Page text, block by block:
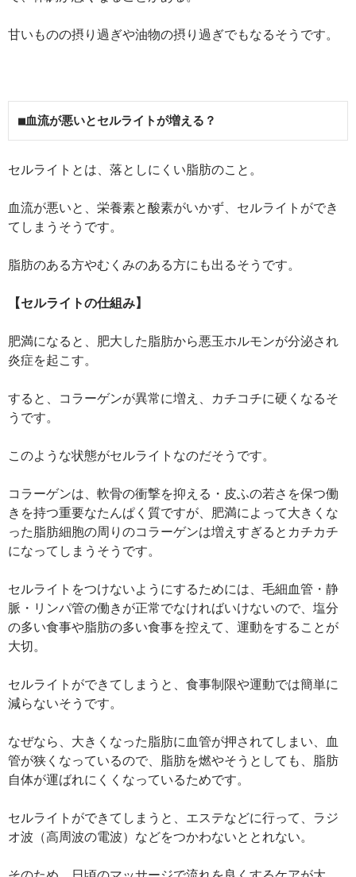
甘いものの摂り過ぎや油物の摂り過ぎでもなるそうです。
■血流が悪いとセルライトが増える？
セルライトとは、落としにくい脂肪のこと。
血流が悪いと、栄養素と酸素がいかず、セルライトができ
てしまうそうです。
脂肪のある方やむくみのある方にも出るそうです。
【セルライトの仕組み】
肥満になると、肥大した脂肪から悪玉ホルモンが分泌され
炎症を起こす。
すると、コラーゲンが異常に増え、カチコチに硬くなるそ
うです。
このような状態がセルライトなのだそうです。
コラーゲンは、軟骨の衝撃を抑える・皮ふの若さを保つ働
きを持つ重要なたんぱく質ですが、肥満によって大きくな
った脂肪細胞の周りのコラーゲンは増えすぎるとカチカチ
になってしまうそうです。
セルライトをつけないようにするためには、毛細血管・静
脈・リンパ管の働きが正常でなければいけないので、塩分
の多い食事や脂肪の多い食事を控えて、運動をすることが
大切。
セルライトができてしまうと、食事制限や運動では簡単に
減らないそうです。
なぜなら、大きくなった脂肪に血管が押されてしまい、血
管が狭くなっているので、脂肪を燃やそうとしても、脂肪
自体が運ばれにくくなっているためです。
セルライトができてしまうと、エステなどに行って、ラジ
オ波（高周波の電波）などをつかわないととれない。